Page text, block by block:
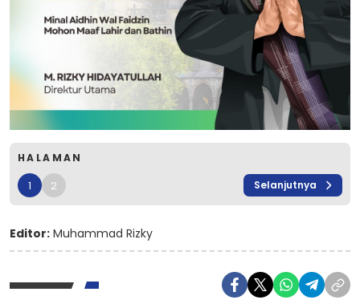
HALAMAN
1 2 Selanjutnya
Editor: Muhammad Rizky